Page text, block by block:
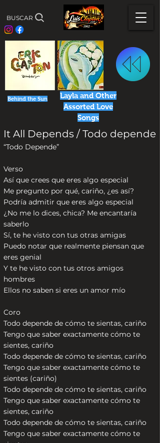
BUSCAR
Behind the Sun
Layla and Other
Assorted Love
Songs
It All Depends / Todo depende
“Todo Depende”
Verso
Así que crees que eres algo especial
Me pregunto por qué, cariño, ¿es así?
Podría admitir que eres algo especial
¿No me lo dices, chica? Me encantaría
saberlo
Sí, te he visto con tus otras amigas
Puedo notar que realmente piensan que
eres genial
Y te he visto con tus otros amigos
hombres
Ellos no saben si eres un amor mío
Coro
Todo depende de cómo te sientas, cariño
Tengo que saber exactamente cómo te
sientes, cariño
Todo depende de cómo te sientas, cariño
Tengo que saber exactamente cómo te
sientes (cariño)
Todo depende de cómo te sientas, cariño
Tengo que saber exactamente cómo te
sientes, cariño
Todo depende de cómo te sientas, cariño
Tengo que saber exactamente cómo te